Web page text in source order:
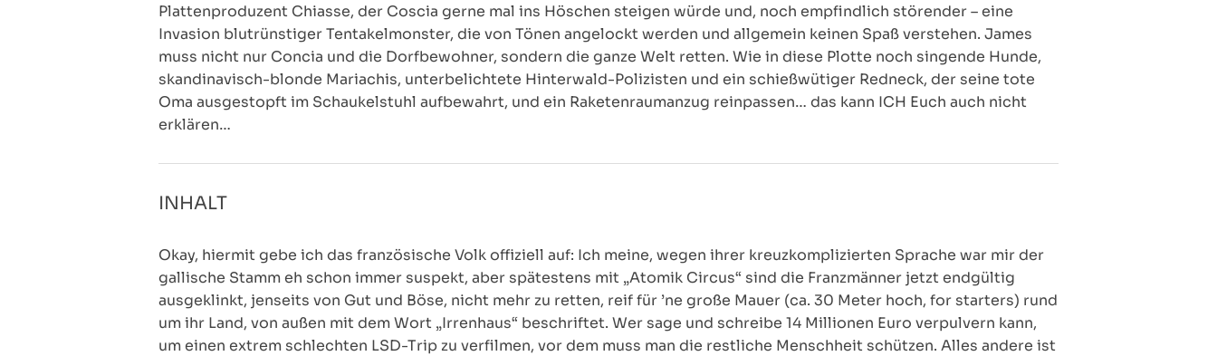
Plattenproduzent Chiasse, der Coscia gerne mal ins Höschen steigen würde und, noch empfindlich störender – eine
Invasion blutrünstiger Tentakelmonster, die von Tönen angelockt werden und allgemein keinen Spaß verstehen. James
muss nicht nur Concia und die Dorfbewohner, sondern die ganze Welt retten. Wie in diese Plotte noch singende Hunde,
skandinavisch-blonde Mariachis, unterbelichtete Hinterwald-Polizisten und ein schießwütiger Redneck, der seine tote
Oma ausgestopft im Schaukelstuhl aufbewahrt, und ein Raketenraumanzug reinpassen… das kann ICH Euch auch nicht
erklären…
INHALT
Okay, hiermit gebe ich das französische Volk offiziell auf: Ich meine, wegen ihrer kreuzkomplizierten Sprache war mir der
gallische Stamm eh schon immer suspekt, aber spätestens mit „Atomik Circus“ sind die Franzmänner jetzt endgültig
ausgeklinkt, jenseits von Gut und Böse, nicht mehr zu retten, reif für ’ne große Mauer (ca. 30 Meter hoch, for starters) rund
um ihr Land, von außen mit dem Wort „Irrenhaus“ beschriftet. Wer sage und schreibe 14 Millionen Euro verpulvern kann,
um einen extrem schlechten LSD-Trip zu verfilmen, vor dem muss man die restliche Menschheit schützen. Alles andere ist